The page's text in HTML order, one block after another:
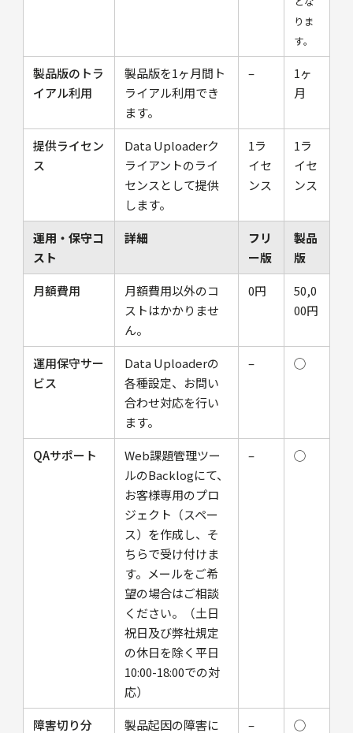
りま
す。
製品版のトラ
イアル利用
製品版を1ヶ月間ト
ライアル利用でき
ます。
–
1ヶ
月
提供ライセン
ス
Data Uploaderク
ライアントのライ
センスとして提供
します。
1ラ
イセ
ンス
1ラ
イセ
ンス
運用・保守コ
スト
詳細
フリ
ー版
製品
版
月額費用
月額費用以外のコ
ストはかかりませ
ん。
0円
50,0
00円
運用保守サー
ビス
Data Uploaderの
各種設定、お問い
合わせ対応を⾏い
ます。
– ◯
QAサポート
Web課題管理ツー
ルのBacklogにて、
お客様専用のプロ
ジェクト（スペー
ス）を作成し、そ
ちらで受け付けま
す。メールをご希
望の場合はご相談
ください。（⼟⽇
祝⽇及び弊社規定
の休⽇を除く平⽇
10:00-18:00での対
応）
– ◯
障害切り分
製品起因の障害に
– ◯